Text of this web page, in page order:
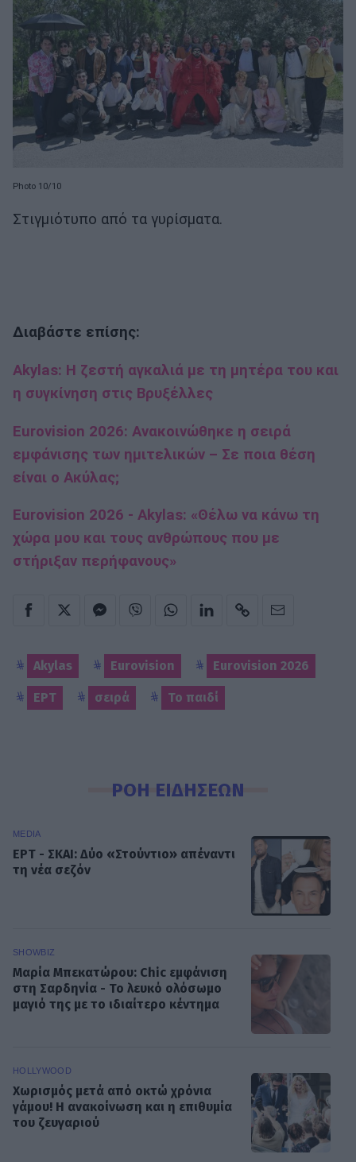
Photo 10/10
Στιγμιότυπο από τα γυρίσματα.
Διαβάστε επίσης:
Akylas: H ζεστή αγκαλιά με τη μητέρα του και
η συγκίνηση στις Βρυξέλλες
Eurovision 2026: Ανακοινώθηκε η σειρά
εμφάνισης των ημιτελικών – Σε ποια θέση
είναι ο Ακύλας;
Eurovision 2026 - Akylas: «Θέλω να κάνω τη
χώρα μου και τους ανθρώπους που με
στήριξαν περήφανους»
Akylas Eurovision Eurovision 2026
ΕΡΤ σειρά Το παιδί
ΡΟΗ ΕΙΔΗΣΕΩΝ
MEDIA
ΕΡΤ - ΣΚΑΙ: Δύο «Στούντιο» απέναντι
τη νέα σεζόν
SHOWBIZ
Μαρία Μπεκατώρου: Chic εμφάνιση
στη Σαρδηνία - Το λευκό ολόσωμο
μαγιό της με το ιδιαίτερο κέντημα
HOLLYWOOD
Χωρισμός μετά από οκτώ χρόνια
γάμου! Η ανακοίνωση και η επιθυμία
του ζευγαριού